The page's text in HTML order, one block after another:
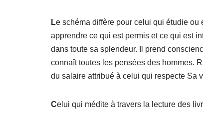
Le schéma diffère pour celui qui étudie ou
apprendre ce qui est permis et ce qui est
dans toute sa splendeur. Il prend
connaît toutes les pensées des hommes.
du salaire attribué à celui qui respecte Sa
Celui qui médite à travers la lecture des